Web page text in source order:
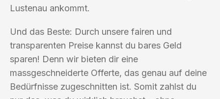
Lustenau ankommt.
Und das Beste: Durch unsere fairen und
transparenten Preise kannst du bares Geld
sparen! Denn wir bieten dir eine
massgeschneiderte Offerte, das genau auf deine
Bedürfnisse zugeschnitten ist. Somit zahlst du